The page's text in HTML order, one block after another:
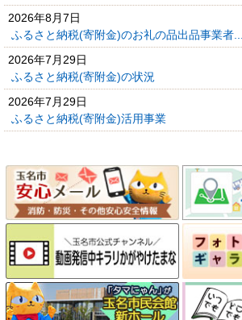
2026年8月7日
ふるさと納税(寄附金)のお礼の品出品事業者...
2026年7月29日
ふるさと納税(寄附金)の状況
2026年7月29日
ふるさと納税(寄附金)活用事業